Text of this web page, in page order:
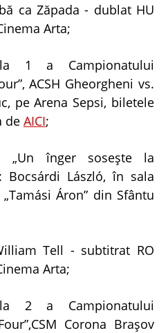
ca Zăpada - dublat HU
Arta;
1 a Campionatului
ACSH Gheorgheni vs.
pe Arena Sepsi, biletele
de AICI;
„Un înger soseşte la
Bocsárdi László, în sala
Áron” din Sfântu
Tell - subtitrat RO
Arta;
2 a Campionatului
Corona Brașov